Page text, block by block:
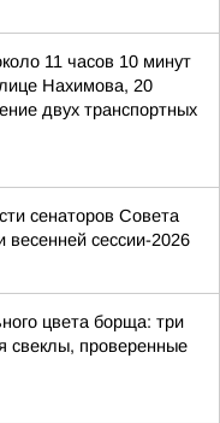
11 часов 10 минут
Нахимова, 20
двух транспортных
сенаторов Совета
сессии-2026
цвета борща: три
свеклы, проверенные